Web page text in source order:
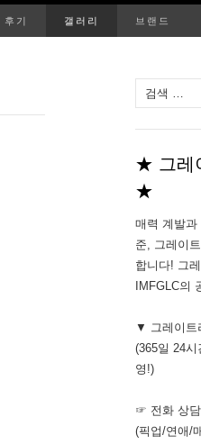
후기 갤러리 브랜드
음
검
★ 그레
★
매력 계발과
준, 그레이
합니다! 그
IMFGLC의
▼ 그레이트
(365일 24
영!)
☞ 전화 상담
(픽업/연애/